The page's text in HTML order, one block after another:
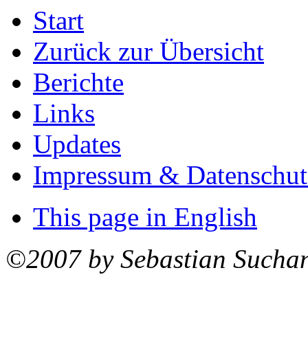
Start
Zurück zur Übersicht
Berichte
Links
Updates
Impressum &
This page in English
©2007 by Sebastian